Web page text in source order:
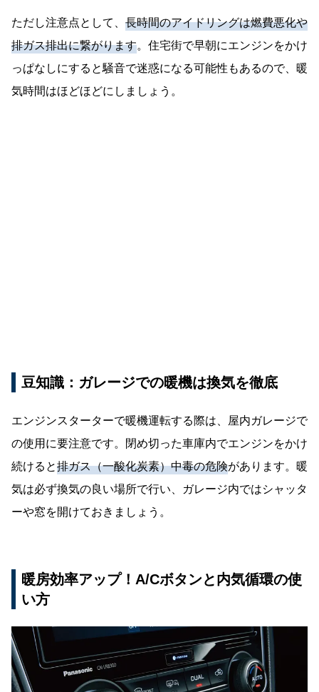
ただし注意点として、 長時間のアイドリングは燃費悪化や
排ガス排出に繋がります。住宅街で早朝にエンジンをかけ
っぱなしにすると騒音で迷惑になる可能性もあるので、暖
気時間はほどほどにしましょう。
豆知識：ガレージでの暖機は換気を徹底
エンジンスターターで暖機運転する際は、屋内ガレージで
の使用に要注意です。閉め切った車庫内でエンジンをかけ
続けると排ガス（一酸化炭素）中毒の危険があります。暖
気は必ず換気の良い場所で行い、ガレージ内ではシャッタ
ーや窓を開けておきましょう。
暖房効率アップ！A/Cボタンと内気循環の使
い方